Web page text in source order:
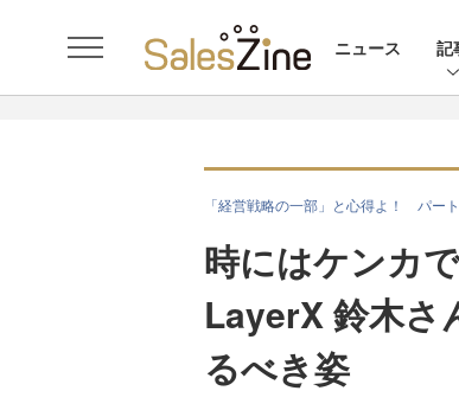
ニュース 記
「経営戦略の一部」と心得よ！ パー
時にはケンカ
LayerX 鈴木さ
るべき姿